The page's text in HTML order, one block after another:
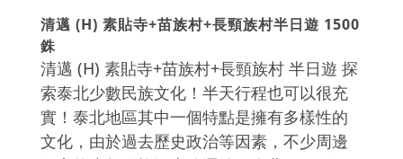
清邁 (H) 素貼寺+苗族村+長頸族村半日遊 1500
銖
清邁 (H) 素貼寺+苗族村+長頸族村 半日遊 探
索泰北少數民族文化！半天行程也可以很充
實！泰北地區其中一個特點是擁有多樣性的
文化，由於過去歷史政治等因素，不少周邊